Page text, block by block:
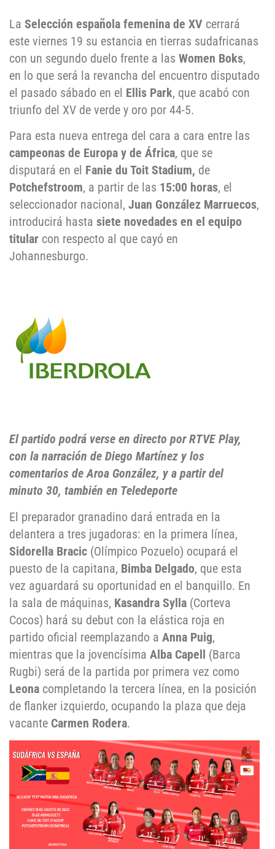
La Selección española femenina de XV cerrará
este viernes 19 su estancia en tierras sudafricanas
con un segundo duelo frente a las Women Boks,
en lo que será la revancha del encuentro disputado
el pasado sábado en el Ellis Park, que acabó con
triunfo del XV de verde y oro por 44-5.
Para esta nueva entrega del cara a cara entre las
campeonas de Europa y de África, que se
disputará en el Fanie du Toit Stadium, de
Potchefstroom, a partir de las 15:00 horas, el
seleccionador nacional, Juan González Marruecos,
introducirá hasta siete novedades en el equipo
titular con respecto al que cayó en
Johannesburgo.
El partido podrá verse en directo por RTVE Play,
con la narración de Diego Martínez y los
comentarios de Aroa González, y a partir del
minuto 30, también en Teledeporte
El preparador granadino dará entrada en la
delantera a tres jugadoras: en la primera línea,
Sidorella Bracic (Olímpico Pozuelo) ocupará el
puesto de la capitana, Bimba Delgado, que esta
vez aguardará su oportunidad en el banquillo. En
la sala de máquinas, Kasandra Sylla (Corteva
Cocos) hará su debut con la elástica roja en
partido oficial reemplazando a Anna Puig,
mientras que la jovencísima Alba Capell (Barca
Rugbi) será de la partida por primera vez como
Leona completando la tercera línea, en la posición
de flanker izquierdo, ocupando la plaza que deja
vacante Carmen Rodera.